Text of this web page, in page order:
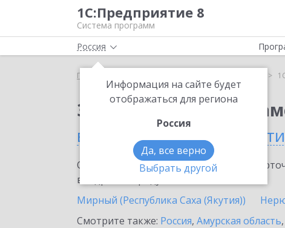
1С:Предприятие 8
Система программ
Россия
Информация на сайте будет
отображаться для региона
Россия
Да, все верно
Выбрать другой
Главная
Заказать 1С:Статус
в Республике Саха
Ознакомьтесь с информационными
внедрение продукта.
Мирный (Республика Саха (Якутия))
Смотрите также: Россия, Амурская область,